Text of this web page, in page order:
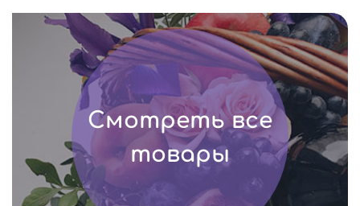
Смотреть все
товары